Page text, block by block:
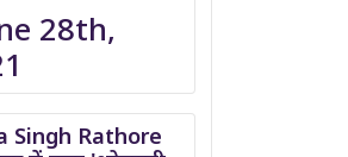
28th,
Singh Rathore